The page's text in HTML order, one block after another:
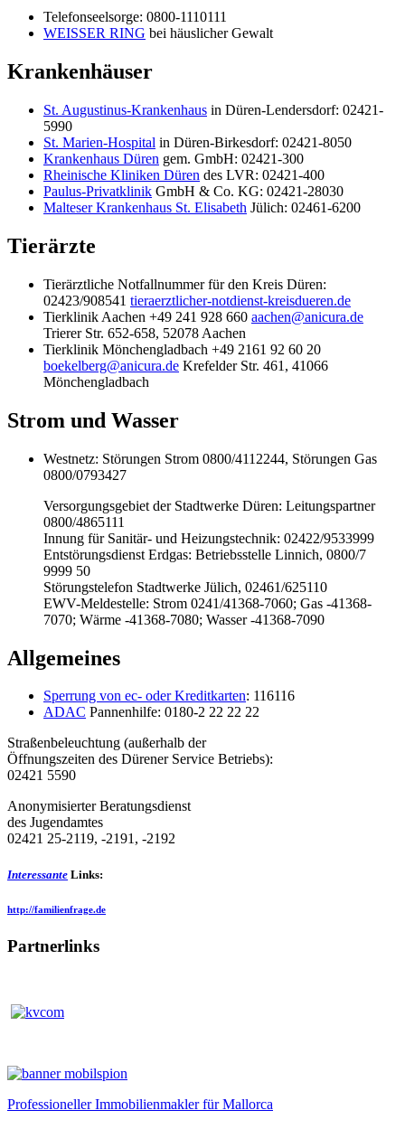
Telefonseelsorge: 0800-1110111
WEISSER RING bei häuslicher Gewalt
Krankenhäuser
St. Augustinus-Krankenhaus in Düren-Lendersdorf: 02421-
5990
St. Marien-Hospital in Düren-Birkesdorf: 02421-8050
Krankenhaus Düren gem. GmbH: 02421-300
Rheinische Kliniken Düren des LVR: 02421-400
Paulus-Privatklinik GmbH & Co. KG: 02421-28030
Malteser Krankenhaus St. Elisabeth Jülich: 02461-6200
Tierärzte
Tierärztliche Notfallnummer für den Kreis Düren:
02423/908541 tieraerztlicher-notdienst-kreisdueren.de
Tierklinik Aachen +49 241 928 660 aachen@anicura.de
Trierer Str. 652-658, 52078 Aachen
Tierklinik Mönchengladbach +49 2161 92 60 20
boekelberg@anicura.de Krefelder Str. 461, 41066
Mönchengladbach
Strom und Wasser
Westnetz: Störungen Strom 0800/4112244, Störungen Gas
0800/0793427
Versorgungsgebiet der Stadtwerke Düren: Leitungspartner
0800/4865111
Innung für Sanitär- und Heizungstechnik: 02422/9533999
Entstörungsdienst Erdgas: Betriebsstelle Linnich, 0800/7
9999 50
Störungstelefon Stadtwerke Jülich, 02461/625110
EWV-Meldestelle: Strom 0241/41368-7060; Gas -41368-
7070; Wärme -41368-7080; Wasser -41368-7090
Allgemeines
Sperrung von ec- oder Kreditkarten: 116116
ADAC Pannenhilfe: 0180-2 22 22 22
Straßenbeleuchtung (außerhalb der
Öffnungszeiten des Dürener Service Betriebs):
02421 5590
Anonymisierter Beratungsdienst
des Jugendamtes
02421 25-2119, -2191, -2192
Interessante Links:
http://familienfrage.de
Partnerlinks
Professioneller Immobilienmakler für Mallorca